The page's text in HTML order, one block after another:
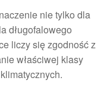
nie tylko dla
długofalowego
liczy się zgodność z
właściwej klasy